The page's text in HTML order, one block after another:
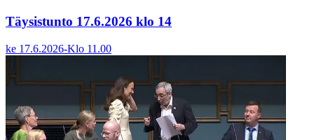
Täysistunto 17.6.2026 klo 14
ke 17.6.2026-Klo 11.00